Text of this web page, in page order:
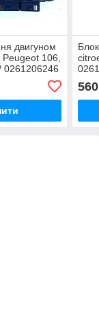
двигуном
106,
0261206246
153
560